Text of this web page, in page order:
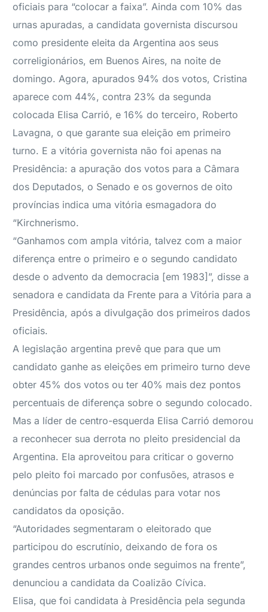
oficiais para “colocar a faixa”. Ainda com 10% das
urnas apuradas, a candidata governista discursou
como presidente eleita da Argentina aos seus
correligionários, em Buenos Aires, na noite de
domingo. Agora, apurados 94% dos votos, Cristina
aparece com 44%, contra 23% da segunda
colocada Elisa Carrió, e 16% do terceiro, Roberto
Lavagna, o que garante sua eleição em primeiro
turno. E a vitória governista não foi apenas na
Presidência: a apuração dos votos para a Câmara
dos Deputados, o Senado e os governos de oito
províncias indica uma vitória esmagadora do
“Kirchnerismo.
“Ganhamos com ampla vitória, talvez com a maior
diferença entre o primeiro e o segundo candidato
desde o advento da democracia [em 1983]”, disse a
senadora e candidata da Frente para a Vitória para a
Presidência, após a divulgação dos primeiros dados
oficiais.
A legislação argentina prevê que para que um
candidato ganhe as eleições em primeiro turno deve
obter 45% dos votos ou ter 40% mais dez pontos
percentuais de diferença sobre o segundo colocado.
Mas a líder de centro-esquerda Elisa Carrió demorou
a reconhecer sua derrota no pleito presidencial da
Argentina. Ela aproveitou para criticar o governo
pelo pleito foi marcado por confusões, atrasos e
denúncias por falta de cédulas para votar nos
candidatos da oposição.
“Autoridades segmentaram o eleitorado que
participou do escrutínio, deixando de fora os
grandes centros urbanos onde seguimos na frente”,
denunciou a candidata da Coalizão Cívica.
Elisa, que foi candidata à Presidência pela segunda